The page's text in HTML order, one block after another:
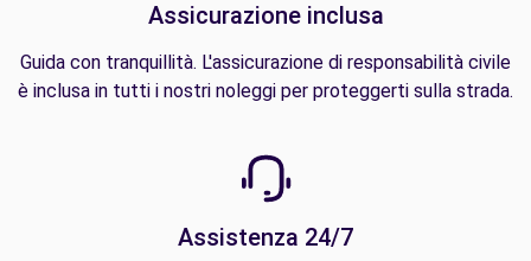
Assicurazione inclusa
Guida con tranquillità. L'assicurazione di responsabilità civile
è inclusa in tutti i nostri noleggi per proteggerti sulla strada.
Assistenza 24/7